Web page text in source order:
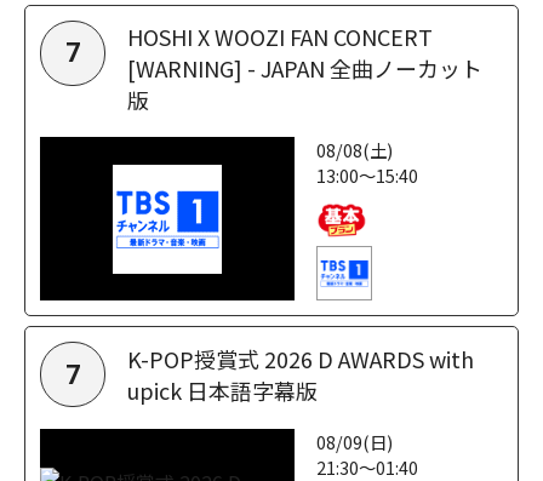
7
HOSHI X WOOZI FAN CONCERT
[WARNING] - JAPAN 全曲ノーカット
版
08/08(土)
13:00～15:40
7
K-POP授賞式 2026 D AWARDS with
upick 日本語字幕版
08/09(日)
21:30～01:40